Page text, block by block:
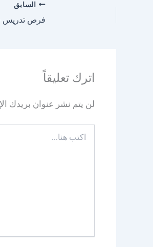
السابق
فرص تدريس
اترك تعليقاً
لن يتم نشر عنوان بريدك
هنا...